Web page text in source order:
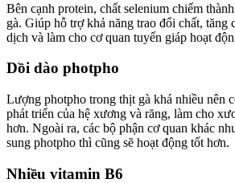
Bên cạnh protein, chất selenium chiếm
gà. Giúp hỗ trợ khả năng trao đổi chất, tăng
dịch và làm cho cơ quan tuyến giáp hoạt
Dồi dào photpho
Lượng photpho trong thịt gà khá nhiều nên
phát triển của hệ xương và răng, làm cho
hơn. Ngoài ra, các bộ phận cơ quan khác
sung photpho thì cũng sẽ hoạt động tốt hơn.
Nhiều vitamin B6